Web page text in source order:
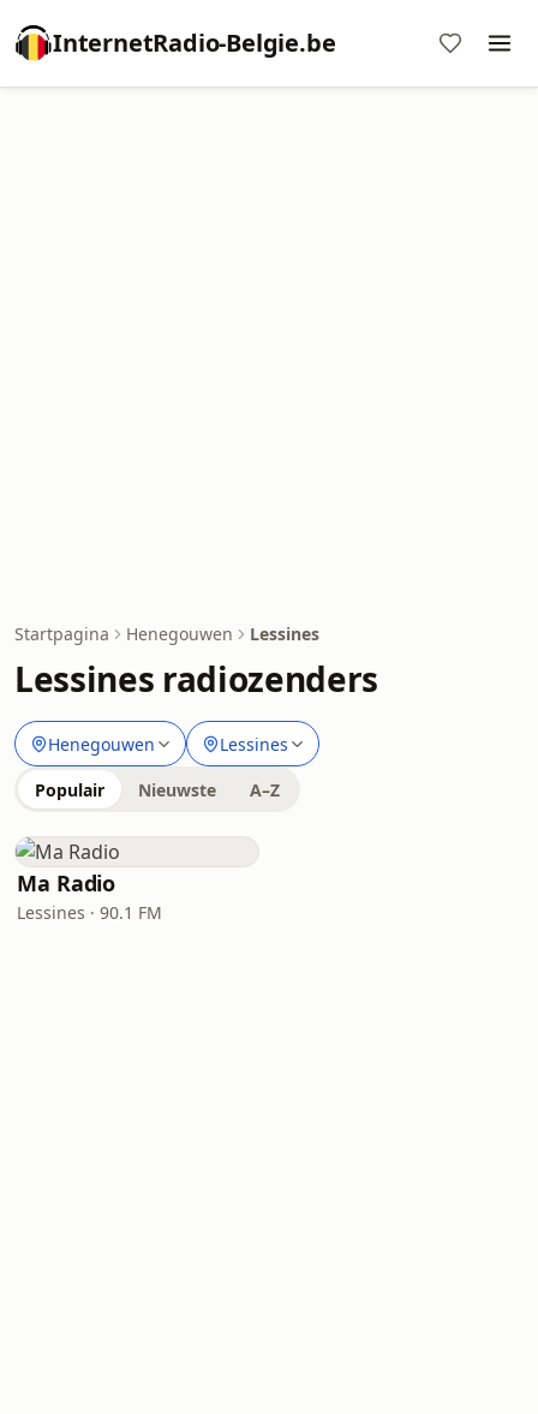
InternetRadio-Belgie.be
Startpagina Henegouwen Lessines
Lessines radiozenders
Henegouwen Lessines
Populair Nieuwste A–Z
Ma Radio
Lessines · 90.1 FM